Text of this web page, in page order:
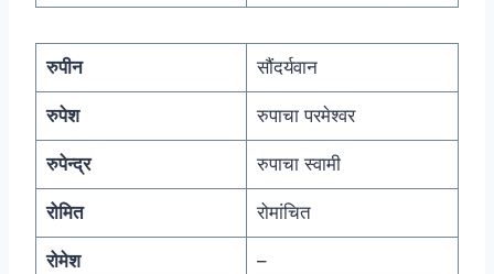
रुपीन सौंदर्यवान
रुपेश रुपाचा परमेश्वर
रुपेन्द्र रुपाचा स्वामी
रोमित रोमांचित
रोमेश –